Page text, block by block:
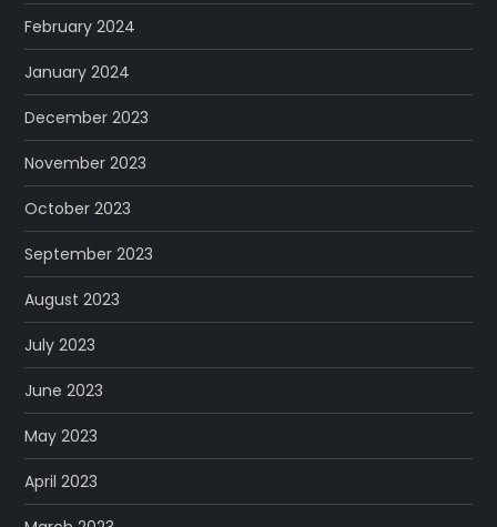
February 2024
January 2024
December 2023
November 2023
October 2023
September 2023
August 2023
July 2023
June 2023
May 2023
April 2023